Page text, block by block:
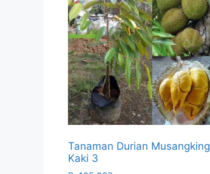
Tanaman Durian Musangking
Kaki 3